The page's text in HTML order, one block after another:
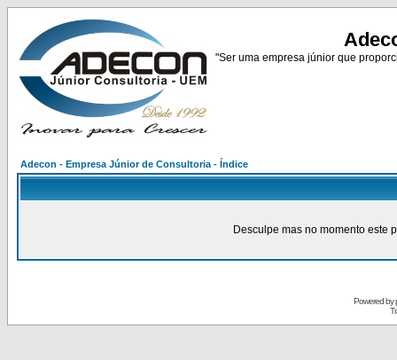
"Ser uma empresa júnior que
Adecon - Empresa Júnior de Consultoria - Índice
Desculpe mas no momento este
Powered by